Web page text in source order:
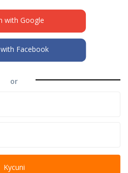
with Google
Facebook
or